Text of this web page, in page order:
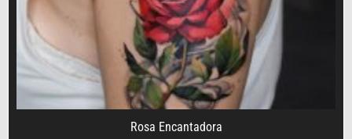
Rosa Encantadora